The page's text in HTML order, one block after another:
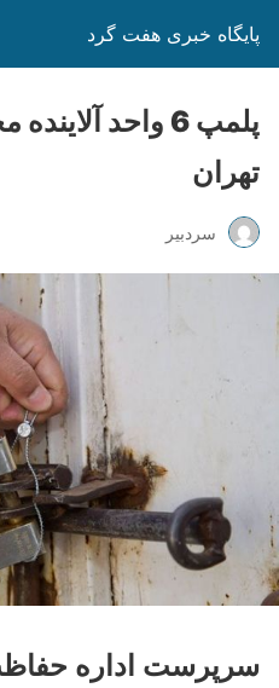
پایگاه خبری هفت گرد
پلمپ 6 واحد
تهران
سردبیر
سرپرست اداره